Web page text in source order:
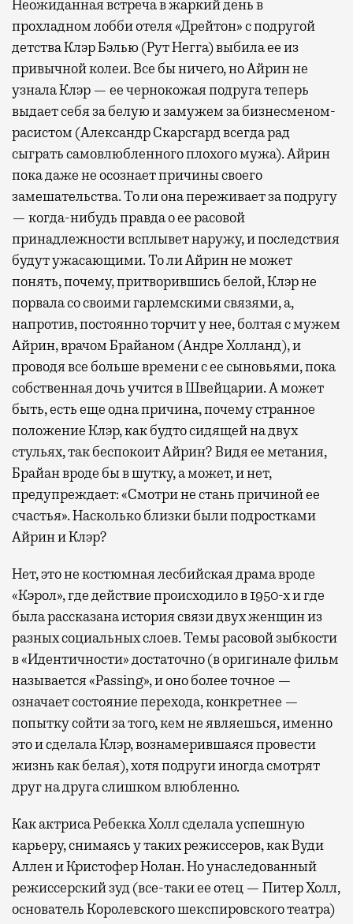
Неожиданная встреча в жаркий день в
прохладном лобби отеля «Дрейтон» с подругой
детства Клэр Бэлью (Рут Негга) выбила ее из
привычной колеи. Все бы ничего, но Айрин не
узнала Клэр — ее чернокожая подруга теперь
выдает себя за белую и замужем за бизнесменом-
расистом (Александр Скарсгард всегда рад
сыграть самовлюбленного плохого мужа). Айрин
пока даже не осознает причины своего
замешательства. То ли она переживает за подругу
— когда-нибудь правда о ее расовой
принадлежности всплывет наружу, и последствия
будут ужасающими. То ли Айрин не может
понять, почему, притворившись белой, Клэр не
порвала со своими гарлемскими связями, а,
напротив, постоянно торчит у нее, болтая с мужем
Айрин, врачом Брайаном (Андре Холланд), и
проводя все больше времени с ее сыновьями, пока
собственная дочь учится в Швейцарии. А может
быть, есть еще одна причина, почему странное
положение Клэр, как будто сидящей на двух
стульях, так беспокоит Айрин? Видя ее метания,
Брайан вроде бы в шутку, а может, и нет,
предупреждает: «Смотри не стань причиной ее
счастья». Насколько близки были подростками
Айрин и Клэр?
Нет, это не костюмная лесбийская драма вроде
«Кэрол», где действие происходило в 1950-х и где
была рассказана история связи двух женщин из
разных социальных слоев. Темы расовой зыбкости
в «Идентичности» достаточно (в оригинале фильм
называется «Passing», и оно более точное —
означает состояние перехода, конкретнее —
попытку сойти за того, кем не являешься, именно
это и сделала Клэр, вознамерившаяся провести
жизнь как белая), хотя подруги иногда смотрят
друг на друга слишком влюбленно.
Как актриса Ребекка Холл сделала успешную
карьеру, снимаясь у таких режиссеров, как Вуди
Аллен и Кристофер Нолан. Но унаследованный
режиссерский зуд (все-таки ее отец — Питер Холл,
основатель Королевского шекспировского театра)